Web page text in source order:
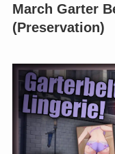
March Garter
(Preservation)